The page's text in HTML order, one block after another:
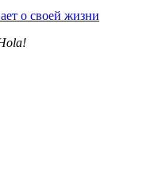
о своей жизни